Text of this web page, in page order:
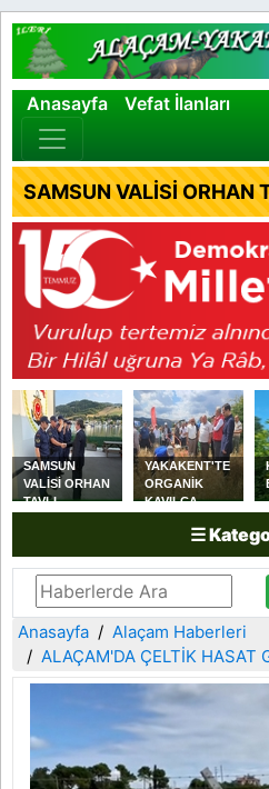
Anasayfa Vefat İlanları
SAMSUN VALİSİ ORHAN
SAMSUN
VALİSİ ORHAN
TAVLI
GÜVENLİK
KOLLUK
DESTEK
KOMUTANLIĞINI
ZİYARET ETTİ
YAKAKENT'TE
ORGANİK
KAVILCA
YAPILDI
☰
Anasayfa
Alaçam Haberleri
ALAÇAM'DA ÇELTİK HASAT